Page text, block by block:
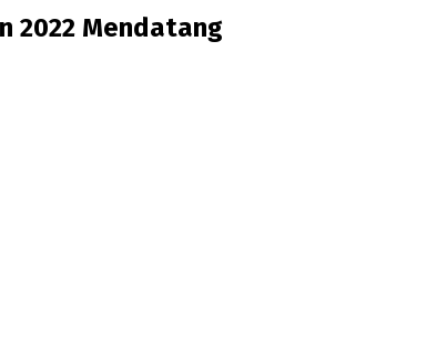
2022 Mendatang